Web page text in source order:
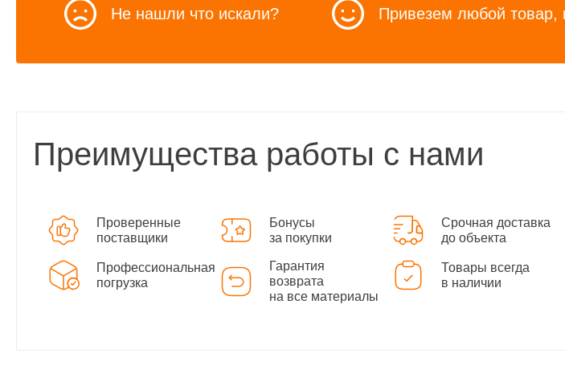
Не нашли что искали? Привезем любой товар,
Преимущества работы с нами
Проверенные
поставщики
Бонусы
за покупки
Срочная доставка
до объекта
Профессиональная
погрузка
Гарантия
возврата
на все материалы
Товары всегда
в наличии